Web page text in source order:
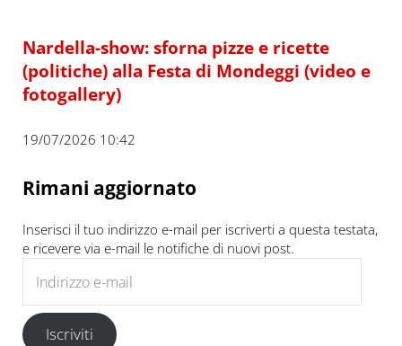
Nardella-show: sforna pizze e ricette
(politiche) alla Festa di Mondeggi (video e
fotogallery)
19/07/2026 10:42
Rimani aggiornato
Inserisci il tuo indirizzo e-mail per iscriverti a questa testata,
e ricevere via e-mail le notifiche di nuovi post.
Iscriviti